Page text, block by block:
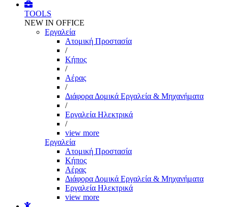
TOOLS
NEW IN OFFICE
Εργαλεία
Aτομική Προστασία
/
Kήπος
/
Αέρας
/
Διάφορα Δομικά Εργαλεία & Μηχανήματα
/
Εργαλεία Ηλεκτρικά
/
view more
Εργαλεία
Aτομική Προστασία
Kήπος
Αέρας
Διάφορα Δομικά Εργαλεία & Μηχανήματα
Εργαλεία Ηλεκτρικά
view more